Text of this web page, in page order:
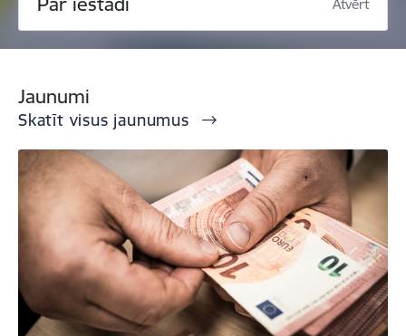
Atvērt
Jaunumi
Skatīt visus jaunumus